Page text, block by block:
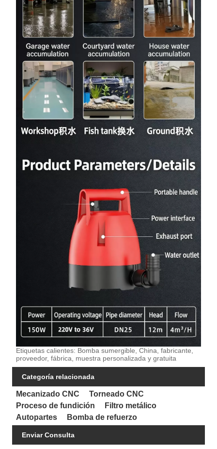
Etiquetas calientes: Bomba sumergible, China, fabricante,
proveedor, fábrica, muestra personalizada y gratuita
Categoría relacionada
Mecanizado CNC
Torneado CNC
Proceso de fundición
Filtro metálico
Autopartes
Bomba de refuerzo
Enviar Consulta